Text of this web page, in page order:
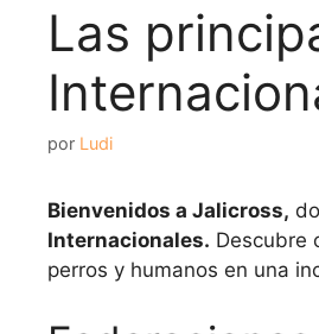
Las
por Ludi
Bienvenidos a Jalicross,
Internacionales. Descubre
perros y humanos en una